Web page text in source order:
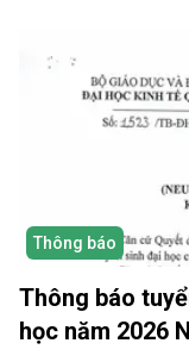
Thông báo
Thông báo
học năm 2026